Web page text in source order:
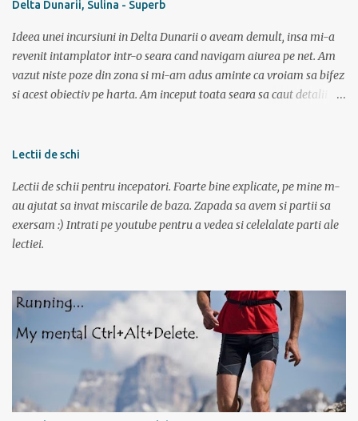
vreau triatlon trebuie sa inot si in lac, mai ales in lac. Văleu! Hai ca
n-o fi ala negru asa de negru (negr...
Delta Dunarii, Sulina - Superb
Ideea unei incursiuni in Delta Dunarii o aveam demult, insa mi-a
revenit intamplator intr-o seara cand navigam aiurea pe net. Am
vazut niste poze din zona si mi-am adus aminte ca vroiam sa bifez
si acest obiectiv pe harta. Am inceput toata seara sa caut detalii pe
monstrul” care a pus capac. Dupa superba tura in muntii Sureanu (
Bucuresti spre Tulcea cu acceleratul de la 5:40, pe care l-am prins la
mustata intrucat primul metrou vine la ora 5. Trenul a fost foarte
aglomerat, multa lume mergand la Sfantu Gheorghe unde luni
incepea festivalul de film Anonimul. Pe geam am vazut
una cu 3 persoane; spre norocul nostru toti se inghesuiau sa ia
bilete spre Sf. Gheorg...
Lectii de schi
Lectii de schii pentru incepatori. Foarte bine explicate, pe mine m-
au ajutat sa invat miscarile de baza. Zapada sa avem si partii sa
exersam :) Intrati pe youtube pentru a vedea si celelalate parti ale
lectiei.